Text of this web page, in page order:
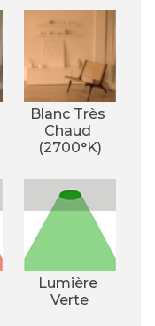
Blanc Très
Chaud
(2700°K)
Lumière
Verte